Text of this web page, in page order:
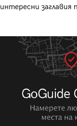
интересни заглавия